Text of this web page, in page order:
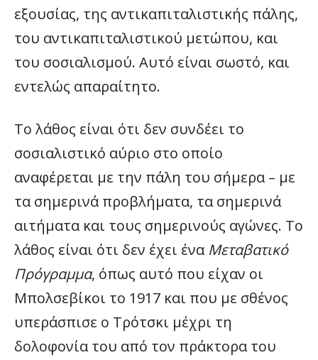
εξουσίας, της αντικαπιταλιστικής πάλης,
του αντικαπιταλιστικού μετώπου, και
του σοσιαλισμού. Αυτό είναι σωστό, και
εντελώς απαραίτητο.
Το λάθος είναι ότι δεν συνδέει το
σοσιαλιστικό αύριο στο οποίο
αναφέρεται με την πάλη του σήμερα – με
τα σημερινά προβλήματα, τα σημερινά
αιτήματα και τους σημερινούς αγώνες. Το
λάθος είναι ότι δεν έχει ένα Μεταβατικό
Πρόγραμμα, όπως αυτό που είχαν οι
Μπολσεβίκοι το 1917 και που με σθένος
υπεράσπισε ο Τρότσκι μέχρι τη
δολοφονία του από τον πράκτορα του